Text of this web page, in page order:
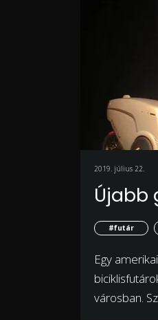
2019. július 22.
Újabb
#futár
Egy
városban.